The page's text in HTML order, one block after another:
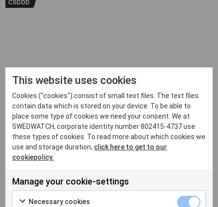
CSDDD
18 DECEMBER 2024
Sverige kan och bör sikta högre
Sverige kan och bör sikta högre Vi välkomnar regeringens beslut
om att tillsätta en särskild utredare...
NY RAPPORT
This website uses cookies
Cookies ("cookies") consist of small text files. The text files
contain data which is stored on your device. To be able to
place some type of cookies we need your consent. We at
SWEDWATCH, corporate identity number 802415-4737 use
these types of cookies. To read more about which cookies we
use and storage duration, click here to get to our
cookiepolicy.
Manage your cookie-settings
Necessary cookies